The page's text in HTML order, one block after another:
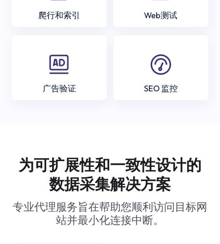
爬行和索引 Web测试
广告验证 SEO 监控
为可扩展性和一致性设计的
数据采集解决方案
专业代理服务旨在帮助您顺利访问目标网
站并最小化连接中断。